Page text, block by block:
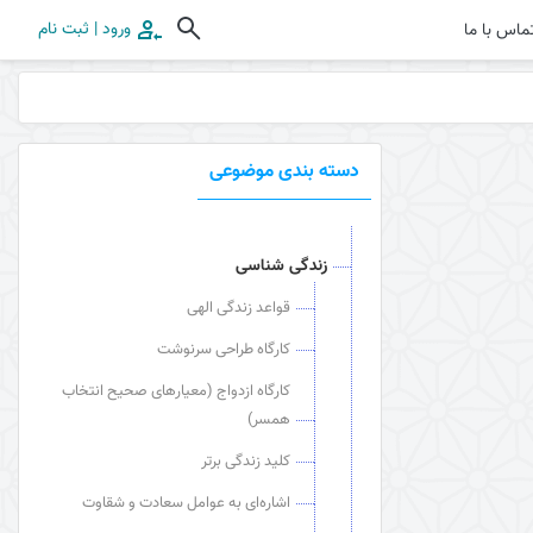
ورود | ثبت نام با ما
دسته بندی موضوعی
زندگی شناسی
قواعد زندگی الهی
کارگاه طراحی سرنوشت
کارگاه ازدواج (معیارهای صحیح انتخاب
همسر)
کلید زندگی برتر
اشاره‌ای به عوامل سعادت و شقاوت